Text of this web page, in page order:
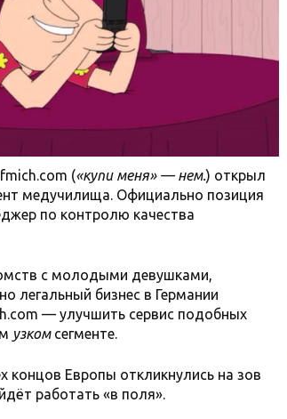
(«купи меня» — нем.) открыл
медучилища. Официально позиция
по контролю качества
с молодыми девушками,
бизнес в Германии
— улучшить сервис подобных
узкомсегменте.
концов Европы откликнулись на зов
работать «в поля».